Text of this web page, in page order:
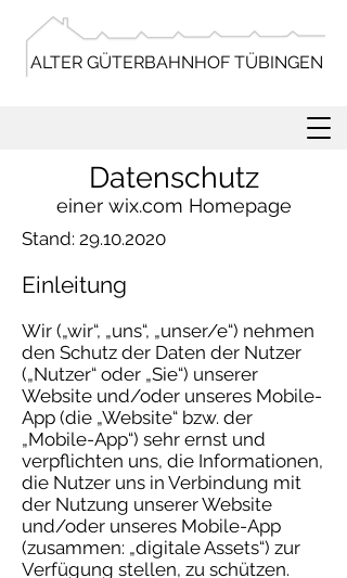
ALTER GÜTERBAHNHOF TÜBINGEN
Datenschutz
einer wix.com Homepage
Stand: 29.10.2020
Einleitung
Wir („wir“, „uns“, „unser/e“) nehmen
den Schutz der Daten der Nutzer
(„Nutzer“ oder „Sie“) unserer
Website und/oder unseres Mobile-
App (die „Website“ bzw. der
„Mobile-App“) sehr ernst und
verpflichten uns, die Informationen,
die Nutzer uns in Verbindung mit
der Nutzung unserer Website
und/oder unseres Mobile-App
(zusammen: „digitale Assets“) zur
Verfügung stellen, zu schützen.